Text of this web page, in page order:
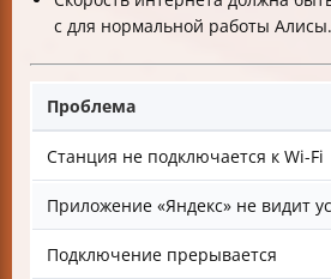
с для нормальной работы Алисы.
Проблема
Станция не подключается к Wi-Fi
Приложение «Яндекс» не видит
Подключение прерывается